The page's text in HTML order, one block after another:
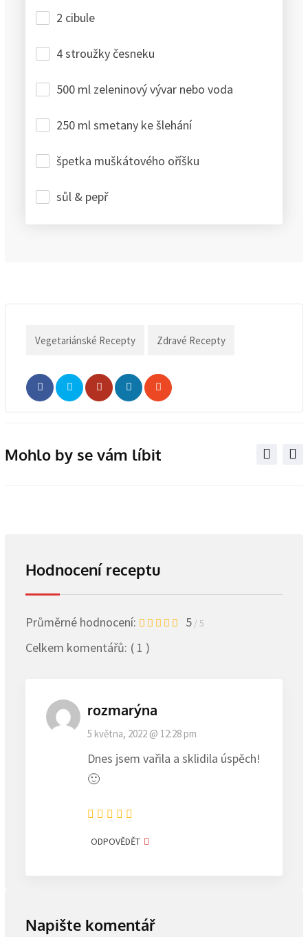
2 cibule
4 stroužky česneku
500 ml zeleninový vývar nebo voda
250 ml smetany ke šlehání
špetka muškátového oříšku
sůl & pepř
Vegetariánské Recepty Zdravé Recepty
WhatsappShare
Print
Mohlo by se vám líbit
Hodnocení receptu
Průměrné hodnocení: 5 / 5
Celkem komentářů: ( 1 )
rozmarýna
5 května, 2022 @ 12:28 pm
Dnes jsem vařila a sklidila úspěch!
🙂
ODPOVĚDĚT
Napište komentář